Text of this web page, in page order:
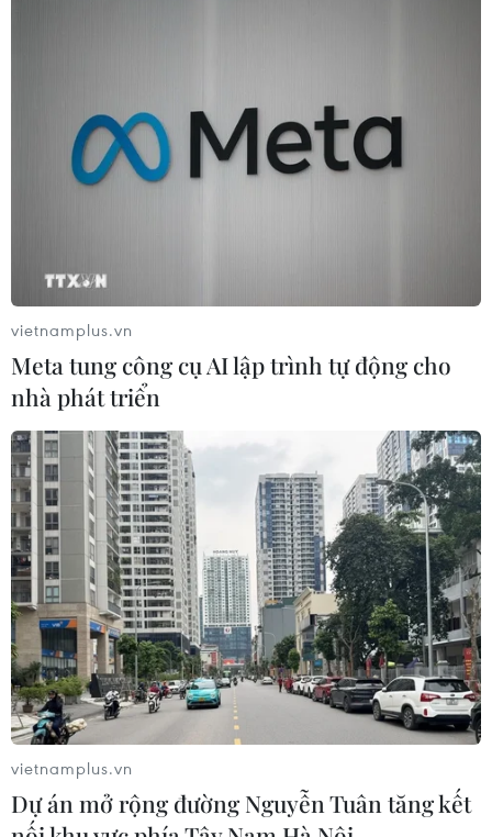
TIN CÙNG CHUYÊN MỤC
Chương trình nghệ thuật 'Giai điệu
Tổ quốc' - Khắc họa một Việt Nam
vươn mình
03/08/2026 15:58
vietnamplus.vn
Meta tung công cụ AI lập trình tự động cho
nhà phát triển
vietnamplus.vn
Dự án mở rộng đường Nguyễn Tuân tăng kết